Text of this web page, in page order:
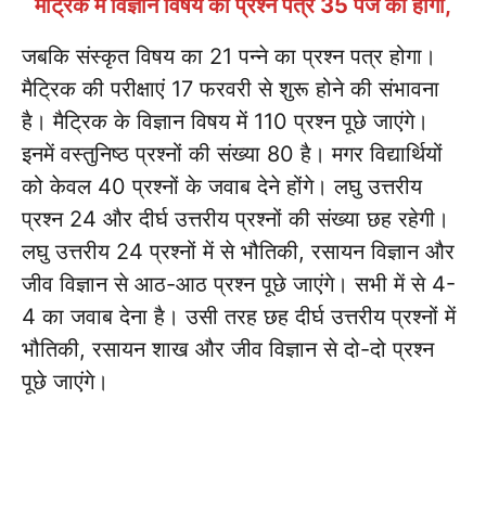
जबकि संस्कृत विषय का 21 पन्ने का प्रश्न पत्र होगा।
मैट्रिक की परीक्षाएं 17 फरवरी से शुरू होने की संभावना
है। मैट्रिक के विज्ञान विषय में 110 प्रश्न पूछे जाएंगे।
इनमें वस्तुनिष्ठ प्रश्नों की संख्या 80 है। मगर विद्यार्थियों
को केवल 40 प्रश्नों के जवाब देने होंगे। लघु उत्तरीय
प्रश्न 24 और दीर्घ उत्तरीय प्रश्नों की संख्या छह रहेगी।
लघु उत्तरीय 24 प्रश्नों में से भौतिकी, रसायन विज्ञान और
जीव विज्ञान से आठ-आठ प्रश्न पूछे जाएंगे। सभी में से 4-
4 का जवाब देना है। उसी तरह छह दीर्घ उत्तरीय प्रश्नों में
भौतिकी, रसायन शाख और जीव विज्ञान से दो-दो प्रश्न
पूछे जाएंगे।